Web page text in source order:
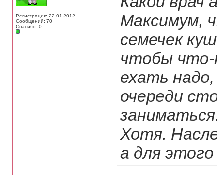
Регистрация: 22.01.2012
Сообщений: 70
Спасибо: 0
Максимум,
семечек
чтобы что-
ехать
очереди
Хотя.
а для